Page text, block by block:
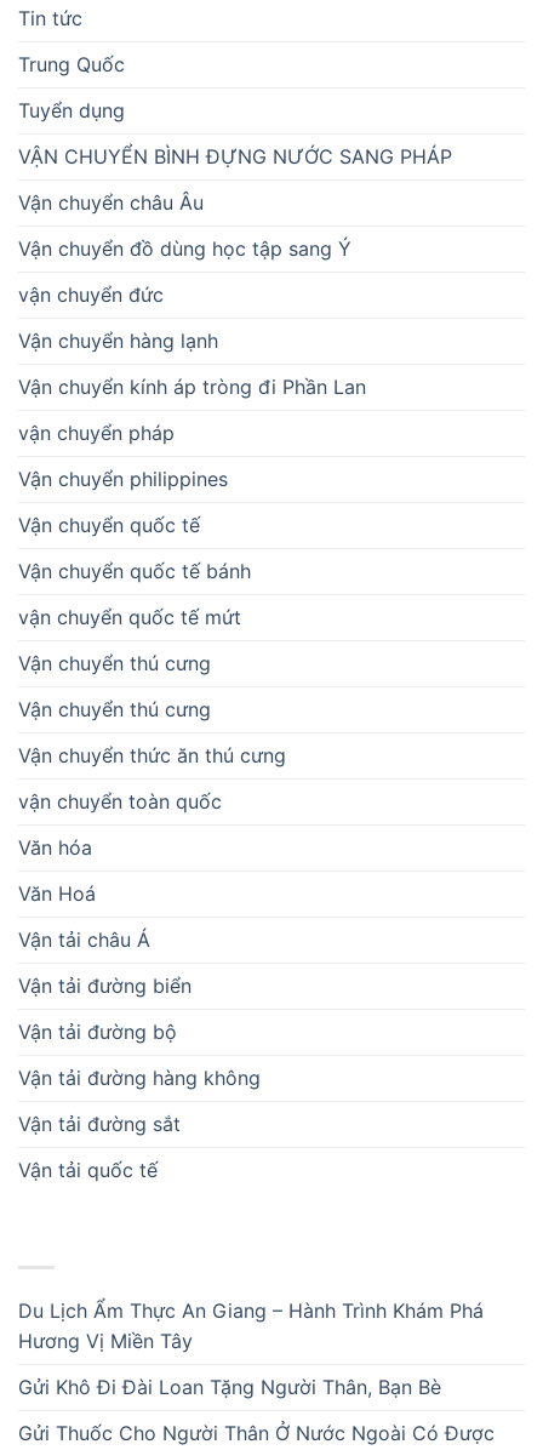
Tin tức
Trung Quốc
Tuyển dụng
VẬN CHUYỂN BÌNH ĐỰNG NƯỚC SANG PHÁP
Vận chuyển châu Âu
Vận chuyển đồ dùng học tập sang Ý
vận chuyển đức
Vận chuyển hàng lạnh
Vận chuyển kính áp tròng đi Phần Lan
vận chuyển pháp
Vận chuyển philippines
Vận chuyển quốc tế
Vận chuyển quốc tế bánh
vận chuyển quốc tế mứt
Vận chuyển thú cưng
Vận chuyển thú cưng
Vận chuyển thức ăn thú cưng
vận chuyển toàn quốc
Văn hóa
Văn Hoá
Vận tải châu Á
Vận tải đường biển
Vận tải đường bộ
Vận tải đường hàng không
Vận tải đường sắt
Vận tải quốc tế
Du Lịch Ẩm Thực An Giang – Hành Trình Khám Phá
Hương Vị Miền Tây
Gửi Khô Đi Đài Loan Tặng Người Thân, Bạn Bè
Gửi Thuốc Cho Người Thân Ở Nước Ngoài Có Được